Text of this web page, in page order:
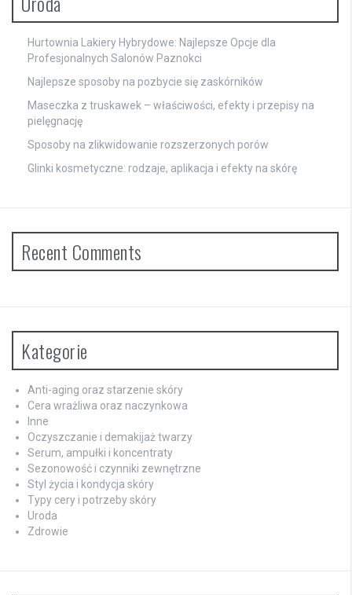
Hurtownia Lakiery Hybrydowe: Najlepsze Opcje dla
Profesjonalnych Salonów Paznokci
Najlepsze sposoby na pozbycie się zaskórników
Maseczka z truskawek – właściwości, efekty i przepisy na
pielęgnację
Sposoby na zlikwidowanie rozszerzonych porów
Glinki kosmetyczne: rodzaje, aplikacja i efekty na skórę
Recent Comments
Kategorie
Anti-aging oraz starzenie skóry
Cera wrażliwa oraz naczynkowa
Inne
Oczyszczanie i demakijaż twarzy
Serum, ampułki i koncentraty
Sezonowość i czynniki zewnętrzne
Styl życia i kondycja skóry
Typy cery i potrzeby skóry
Uroda
Zdrowie